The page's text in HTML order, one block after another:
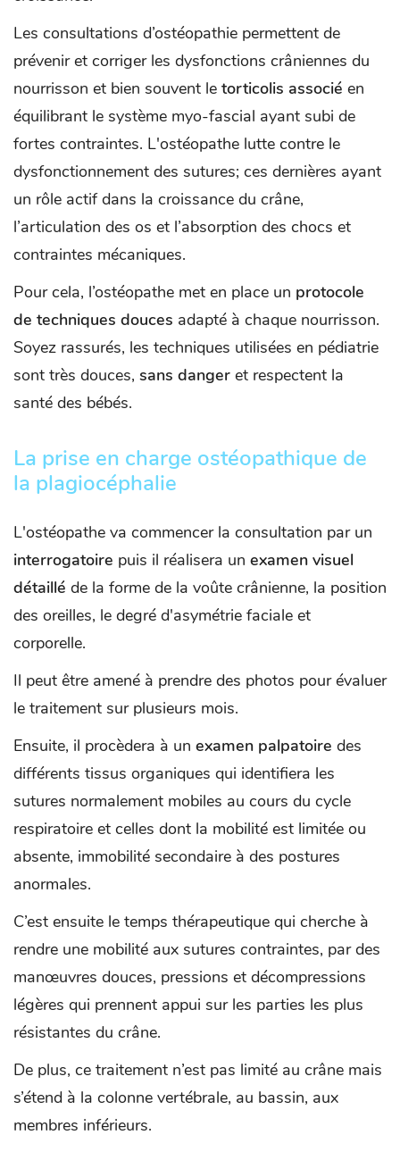
Les consultations d’ostéopathie permettent de
prévenir et corriger les dysfonctions crâniennes du
nourrisson et bien souvent le torticolis associé en
équilibrant le système myo-fascial ayant subi de
fortes contraintes. L'ostéopathe lutte contre le
dysfonctionnement des sutures; ces dernières ayant
un rôle actif dans la croissance du crâne,
l’articulation des os et l’absorption des chocs et
contraintes mécaniques.
Pour cela, l’ostéopathe met en place un protocole
de techniques douces adapté à chaque nourrisson.
Soyez rassurés, les techniques utilisées en pédiatrie
sont très douces, sans danger et respectent la
santé des bébés.
La prise en charge ostéopathique de
la plagiocéphalie
L'ostéopathe va commencer la consultation par un
interrogatoire puis il réalisera un examen visuel
détaillé de la forme de la voûte crânienne, la position
des oreilles, le degré d'asymétrie faciale et
corporelle.
Il peut être amené à prendre des photos pour évaluer
le traitement sur plusieurs mois.
Ensuite, il procèdera à un examen palpatoire des
différents tissus organiques qui identifiera les
sutures normalement mobiles au cours du cycle
respiratoire et celles dont la mobilité est limitée ou
absente, immobilité secondaire à des postures
anormales.
C’est ensuite le temps thérapeutique qui cherche à
rendre une mobilité aux sutures contraintes, par des
manœuvres douces, pressions et décompressions
légères qui prennent appui sur les parties les plus
résistantes du crâne.
De plus, ce traitement n’est pas limité au crâne mais
s’étend à la colonne vertébrale, au bassin, aux
membres inférieurs.